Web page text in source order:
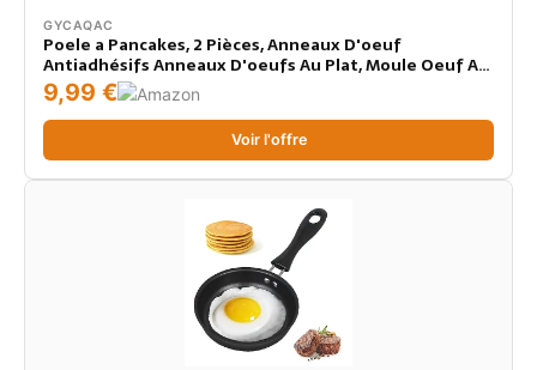
GYCAQAC
Poele a Pancakes, 2 Pièces, Anneaux D'oeuf
Antiadhésifs Anneaux D'oeufs Au Plat, Moule Oeuf Au
Plat Pancake Poêle à œufs Cuiseur Oeufs, avec
Poignées Pliantes, pour faire frire des œufs
9,99 €
Voir l'offre